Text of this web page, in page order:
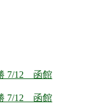
7/12 函館
7/12 函館